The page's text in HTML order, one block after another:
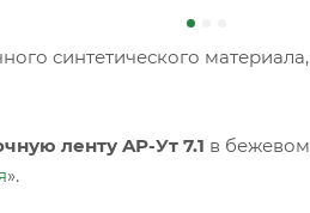
синтетического
ленту AР-Ут 7.1 в
».